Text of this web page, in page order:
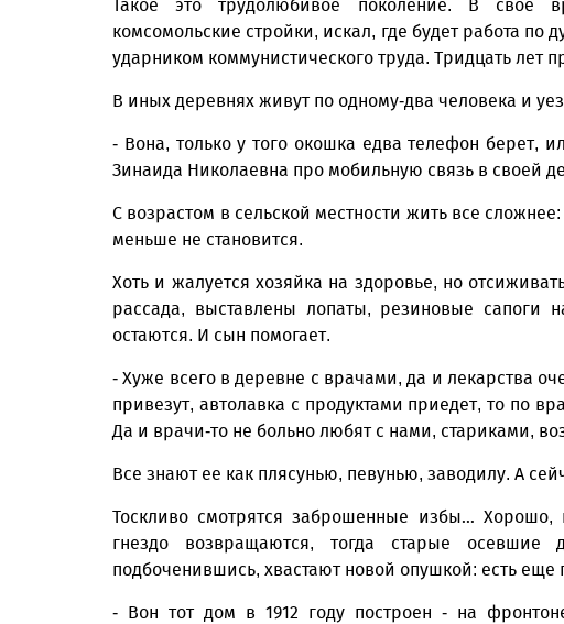
Такое это трудолюбивое поколение. В свое
комсомольские стройки, искал, где будет работа
ударником коммунистического труда. Тридцать лет
В иных деревнях живут по одному-два человека и
- Вона, только у того окошка едва телефон берет,
Зинаида Николаевна про мобильную связь в своей
С возрастом в сельской местности жить все
меньше не становится.
Хоть и жалуется хозяйка на здоровье, но
рассада, выставлены лопаты, резиновые сапоги
остаются. И сын помогает.
- Хуже всего в деревне с врачами, да и лекарства
привезут, автолавка с продуктами приедет, то по
Да и врачи-то не больно любят с нами, стариками,
Все знают ее как плясунью, певунью, заводилу. А
Тоскливо смотрятся заброшенные избы…
гнездо возвращаются, тогда старые
подбоченившись, хвастают новой опушкой: есть
- Вон тот дом в 1912 году построен - на